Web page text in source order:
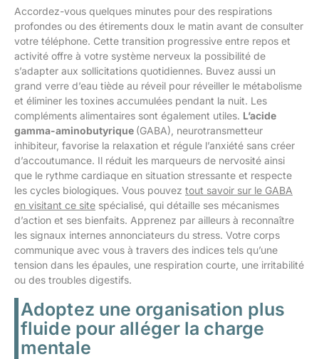
Accordez-vous quelques minutes pour des respirations
profondes ou des étirements doux le matin avant de consulter
votre téléphone. Cette transition progressive entre repos et
activité offre à votre système nerveux la possibilité de
s’adapter aux sollicitations quotidiennes. Buvez aussi un
grand verre d’eau tiède au réveil pour réveiller le métabolisme
et éliminer les toxines accumulées pendant la nuit. Les
compléments alimentaires sont également utiles. L’acide
gamma-aminobutyrique (GABA), neurotransmetteur
inhibiteur, favorise la relaxation et régule l’anxiété sans créer
d’accoutumance. Il réduit les marqueurs de nervosité ainsi
que le rythme cardiaque en situation stressante et respecte
les cycles biologiques. Vous pouvez tout savoir sur le GABA
en visitant ce site spécialisé, qui détaille ses mécanismes
d’action et ses bienfaits. Apprenez par ailleurs à reconnaître
les signaux internes annonciateurs du stress. Votre corps
communique avec vous à travers des indices tels qu’une
tension dans les épaules, une respiration courte, une irritabilité
ou des troubles digestifs.
Adoptez une organisation plus
fluide pour alléger la charge
mentale